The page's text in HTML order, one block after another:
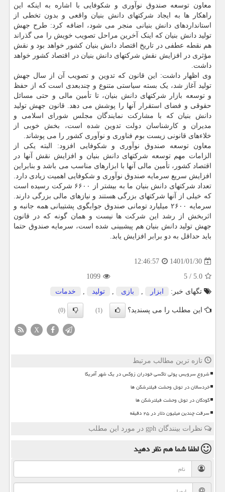
معاون توسعه صندوق نوآوری و شکوفایی با اشاره به اینکه این
راهکار ها به ایجاد شرکتهای دانش بنیان واقعی و بدون تخطی از
استانداردهای دانش بنیانی منجر می شود، اضافه کرد: طرح جهش
تولید دانش‎ بنیان که اینک آخرین مراحل تصویب خویش را می گذراند
هم نقطه عطفی در تاریخ اقتصاد دانش بنیان کشور خواهد بود و نقش
مؤثری در افزایش نقش شرکتهای دانش بنیان در اقتصاد کشور خواهد
داشت.
وی اظهار داشت: این قانون که تدوین و تصویب آن از سال جهش
تولید آغاز شد، یک بسته سیاستی متنوع و چندبعدی است که از حفظ
و توسعه بازار شرکتهای دانش بنیان، تا تأمین مالی و حتی مسائل
حقوقی و فضای استقرار آنها را پوشش می دهد. قانون جهش تولید
دانش بنیان که با مشارکت نمایندگان مجلس شورای اسلامی و
مدیران و کارشناسان دولت تدوین شده است، بخش خوبی از
خلاءهای قانونی زیست بوم فناوری و نوآوری کشور را می پوشاند.
معاون توسعه صندوق نوآوری و شکوفایی افزود: البته یکی از
الزامات مهم توسعه شرکتهای دانش بنیان و افزایش نقش آنها در
اقتصاد کشور، تأمین مالی آنها با ابزارهای مناسب می باشد و بنابراین
افزایش سریع سرمایه صندوق نوآوری و شکوفایی اهمیت زیادی دارد.
تعداد شرکتهای دانش بنیان ما به بیشتر از ۶۶۰۰ شرکت رسیده است
که خیلی از آنها شرکتهای بزرگی هستند و نیازهای مالی بزرگی دارند.
سرمایه ۲۶۰۰ میلیارد تومانی صندوق جوابگوی پشتیبانی همه جانبه و
اثربخش از رشد این شرکت ها نیست و همان گونه که در قانون
جهش تولید دانش بنیان هم پیشبینی شده است، سرمایه صندوق حتما
باید حداقل به دو برابر افزایش یابد.
1401/01/30
12:46:57
5.0
/
5
1099
تگهای خبر:
ابزار , بازی , تولید , خدمات
این مطلب را می پسندید؟ (1)
(0)
X
تازه ترین مطالب مرتبط
شروع سرویس پولی تاکسی خودران زوکس در یک شهر آمریکا
خردسالان در تونل وحشت فیلترشکن ها
کودکان در تونل وحشت فیلترشکن ها
سرقت چندین میلیون دلار در ۲۵ دقیقه
نظرات بینندگان gph در مورد این مطلب
لطفا شما همنظر دهید